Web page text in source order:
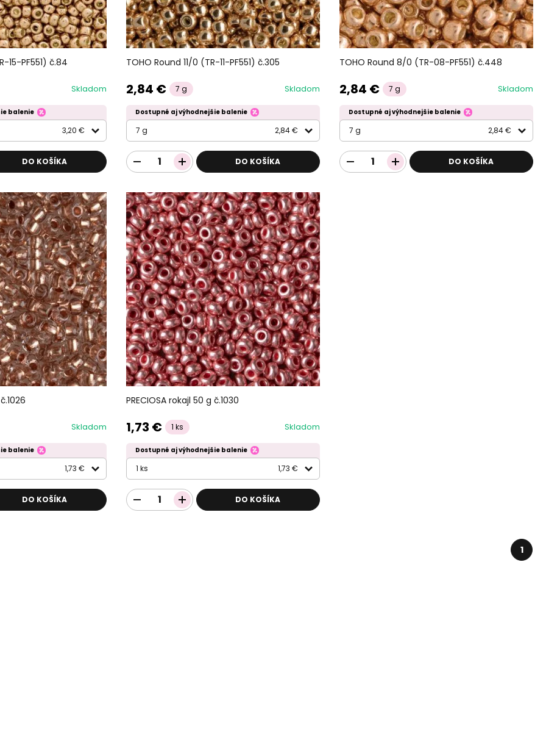
15-PF551) č.84
Skladom
balenie
3,20 €
DO KOŠÍKA
TOHO Round 11/0 (TR-11-PF551) č.305
2,84 € 7 g Skladom
Dostupné aj výhodnejšie balenie
7 g 2,84 €
DO KOŠÍKA
TOHO Round 8/0 (TR-08-PF551) č.448
2,84 € 7 g Skladom
Dostupné aj výhodnejšie balenie
7 g 2,84 €
DO KOŠÍKA
Skladom
balenie
1,73 €
DO KOŠÍKA
PRECIOSA rokajl 50 g č.1030
1,73 € 1 ks Skladom
Dostupné aj výhodnejšie balenie
1 ks 1,73 €
DO KOŠÍKA
1